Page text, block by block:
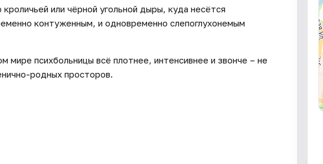
или чёрной угольной дыры, куда несётся
контуженным, и одновременно слепоглухонемым
мире психбольницы всё плотнее, интенсивнее и звонче – не
родных просторов.